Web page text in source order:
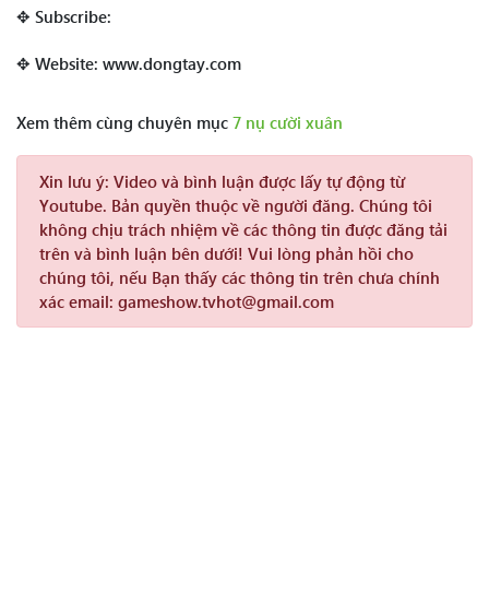
✥ Subscribe:
✥ Website: www.dongtay.com
Xem thêm cùng chuyên mục 7 nụ cười xuân
Xin lưu ý: Video và bình luận được lấy tự động từ
Youtube. Bản quyền thuộc về người đăng. Chúng tôi
không chịu trách nhiệm về các thông tin được đăng tải
trên và bình luận bên dưới! Vui lòng phản hồi cho
chúng tôi, nếu Bạn thấy các thông tin trên chưa chính
xác email: gameshow.tvhot@gmail.com